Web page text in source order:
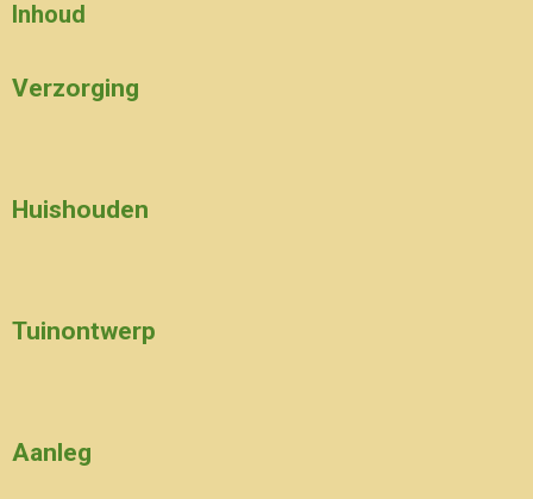
Inhoud
Verzorging
Huishouden
Tuinontwerp
Aanleg